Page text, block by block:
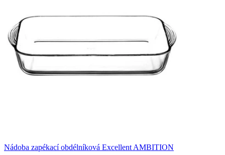
Nádoba zapékací obdélníková Excellent AMBITION